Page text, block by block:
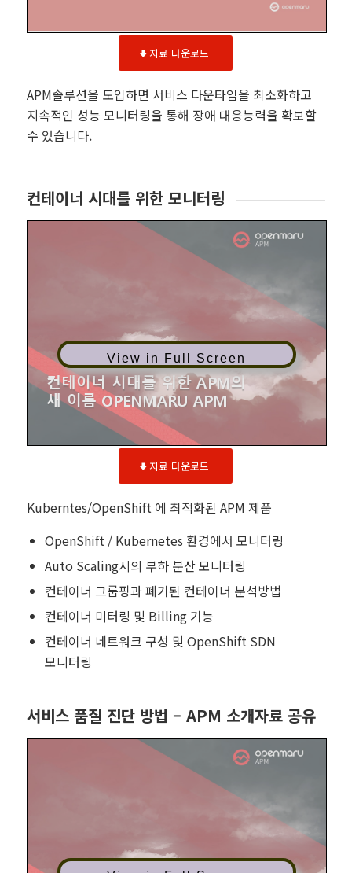
자료 다운로드
APM솔루션을 도입하면 서비스 다운타임을 최소화하고
지속적인 성능 모니터링을 통해 장애 대응능력을 확보할
수 있습니다.
컨테이너 시대를 위한 모니터링
View in Full Screen
자료 다운로드
Kuberntes/OpenShift 에 최적화된 APM 제품
OpenShift / Kubernetes 환경에서 모니터링
Auto Scaling시의 부하 분산 모니터링
컨테이너 그룹핑과 폐기된 컨테이너 분석방법
컨테이너 미터링 및 Billing 기능
컨테이너 네트워크 구성 및 OpenShift SDN
모니터링
서비스 품질 진단 방법 – APM 소개자료 공유